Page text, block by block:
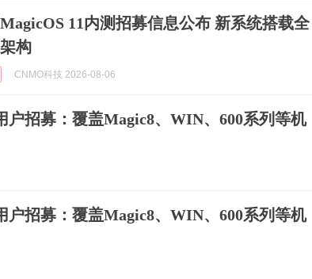
11内测招募信息公布 新系统搭载全
构
CNMO科技 2026-08-06
户招募：覆盖Magic8、WIN、600系列等机
户招募：覆盖Magic8、WIN、600系列等机